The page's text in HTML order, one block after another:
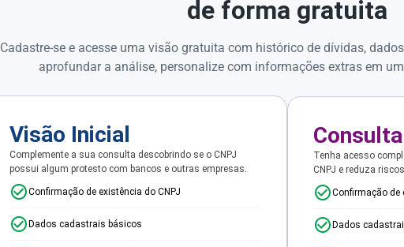
de forma gratuita
Cadastre-se e acesse uma visão gratuita com histórico de dívidas,
aprofundar a análise, personalize com informações extras em
Visão Inicial
Complemente a sua consulta descobrindo se o CNPJ
possui algum protesto com bancos e outras empresas.
Confirmação de existência do CNPJ
Dados cadastrais básicos
Tenha acesso
CNPJ e reduza
Confirmação de
Dados